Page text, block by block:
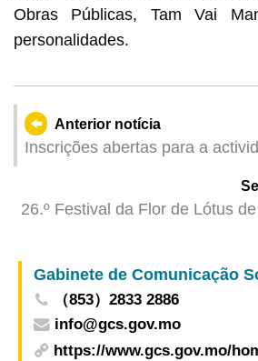
Obras Públicas, Tam Vai
personalidades.
Anterior notícia
Inscrições abertas para a
“Comunidade Dinâmica -
26.º Festival da Flor de Lótus
Gabinete de Comunicação
（853）2833 2886
info@gcs.gov.mo
https://www.gcs.gov.mo/